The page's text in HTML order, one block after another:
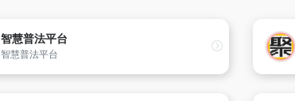
智慧普法平台
智慧普法平台